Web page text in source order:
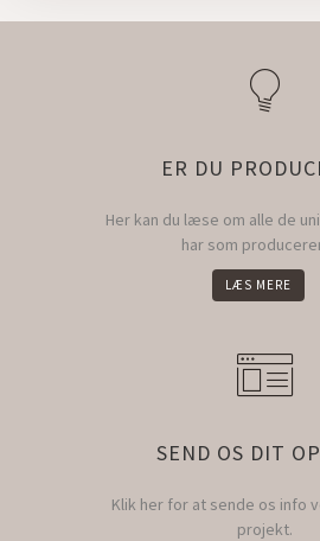
ER DU
Her kan du læse om alle de
har som
LÆS MERE
SEND OS DIT
Klik her for at sende os info
projekt.